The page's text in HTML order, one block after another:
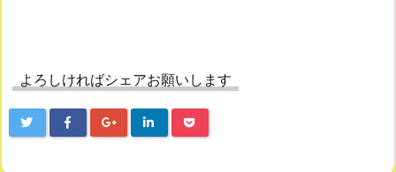
よろしければシェアお願いします